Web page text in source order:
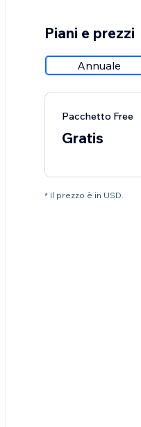
Piani e prezzi
Annuale
Pacchetto Free
Gratis
* Il prezzo è in USD.